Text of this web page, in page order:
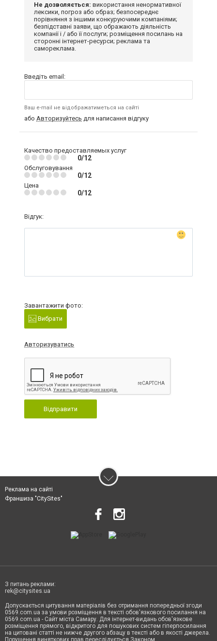
Не дозволяється: використання ненормативної
лексики, погроз або образ; безпосереднє
порівняння з іншими конкуруючими компаніями;
безпідставні заяви, що ображають діяльність
компанії і / або її послуги; розміщення посилань на
сторонні інтернет-ресурси; реклама та
самореклама.
Введіть email:
Ваш e-mail не відображатиметься на сайті
або Авторизуйтесь для написання відгуку
Качество предоставляемых услуг
0/12
Обслуговування
0/12
Цена
0/12
Відгук:
Завантажити фото:
Вибрати
Авторизуватись
Відправити
Реклама на сайті
Франшиза "CitySites"
З питань реклами:
rek@citysites.ua
Допускається цитування матеріалів без отримання попередньої згоди
0569.com.ua за умови розміщення в тексті обов'язкового посилання на
0569.com.ua - Сайт міста Самару. Для інтернет-видань обов'язкове
розміщення прямого, відкритого для пошукових систем гіперпосилання
на цитовані статті не нижче другого абзацу в тексті або в якості джерела.
Порушення виняткових прав переслідується Законом.